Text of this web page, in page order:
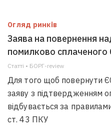
Огляд ринків
Заява на повернення
помилково сплаченого
Статті • БОРГ-review
Для того щоб повернути
заяву з підтвердженням
відбувається за
ст. 43 ПКУ